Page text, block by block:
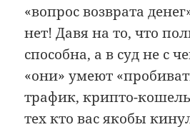
«вопрос возврата
нет! Давя на то, что
способна, а в суд не с
«они» умеют
трафик, крипто-
тех кто вас якобы